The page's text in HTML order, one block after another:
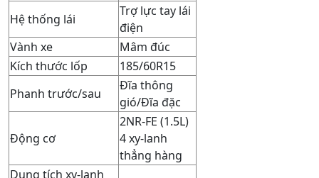
Hệ thống lái
Trợ lực tay lái
điện
Vành xe
Mâm đúc
Kích thước lốp
185/60R15
Phanh trước/sau
Đĩa thông
gió/Đĩa đặc
Động cơ
2NR-FE (1.5L)
4 xy-lanh
thẳng hàng
Dung tích xy-lanh